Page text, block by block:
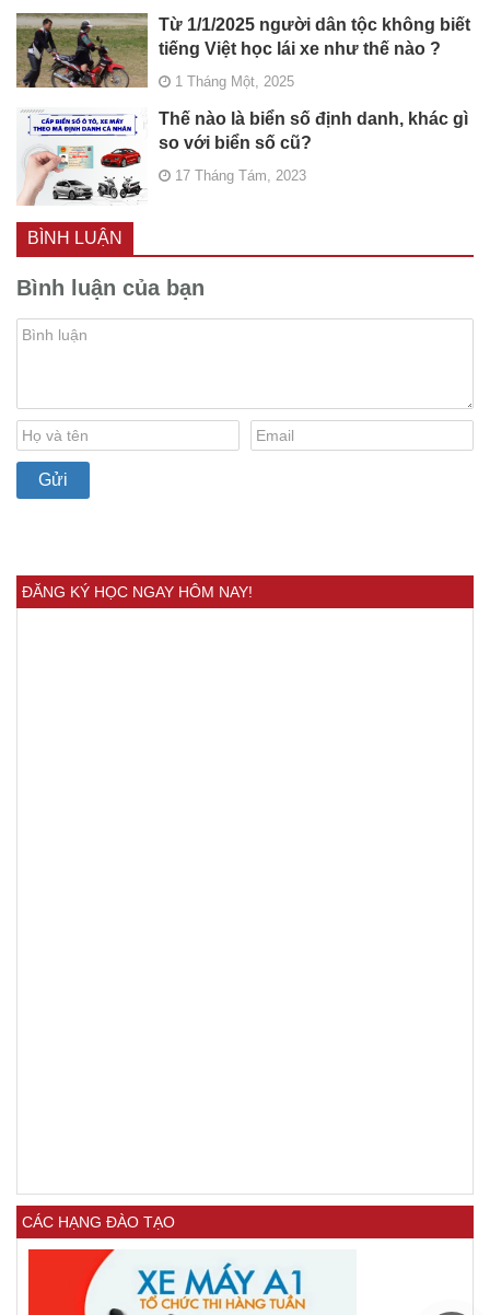
Từ 1/1/2025 người dân tộc không biết
tiếng Việt học lái xe như thế nào ?
1 Tháng Một, 2025
Thế nào là biển số định danh, khác gì
so với biển số cũ?
17 Tháng Tám, 2023
BÌNH LUẬN
Bình luận của bạn
ĐĂNG KÝ HỌC NGAY HÔM NAY!
CÁC HẠNG ĐÀO TẠO